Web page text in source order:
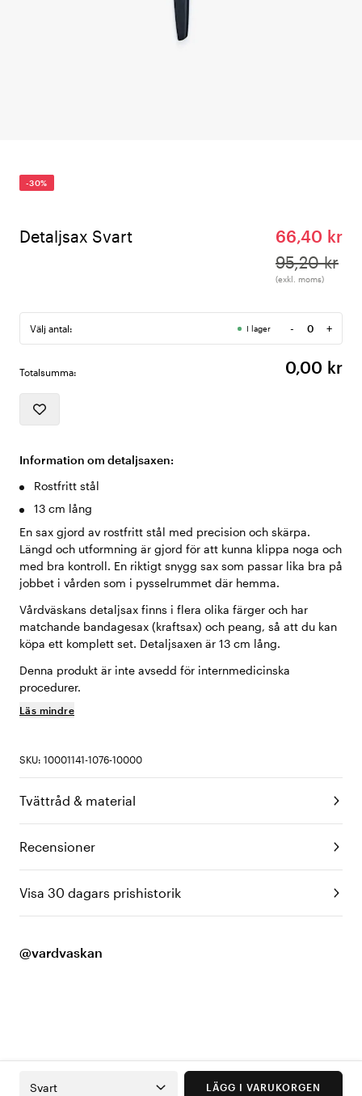
-30%
Detaljsax Svart
66,40 kr
95,20 kr
(exkl. moms)
Välj antal: I lager -
Antal
+
Totalsumma: 0,00 kr
Information om detaljsaxen:
Rostfritt stål
13 cm lång
En sax gjord av rostfritt stål med precision och skärpa.
Längd och utformning är gjord för att kunna klippa noga och
med bra kontroll. En riktigt snygg sax som passar lika bra på
jobbet i vården som i pysselrummet där hemma.
Vårdväskans detaljsax finns i flera olika färger och har
matchande bandagesax (kraftsax) och peang, så att du kan
köpa ett komplett set. Detaljsaxen är 13 cm lång.
Denna produkt är inte avsedd för internmedicinska
procedurer.
Läs mindre
SKU: 10001141-1076-10000
Tvättråd & material
Recensioner
Visa 30 dagars prishistorik
@vardvaskan
Svart LÄGG I VARUKORGEN